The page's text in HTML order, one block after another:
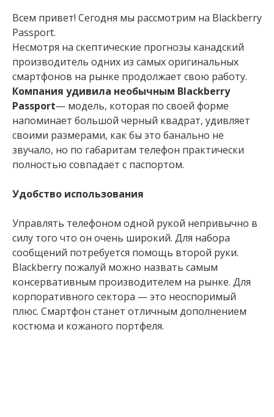
Всем привет! Сегодня мы рассмотрим на Blackberry
Passport.
Несмотря на скептические прогнозы канадский
производитель одних из самых оригинальных
смартфонов на рынке продолжает свою работу.
Компания удивила необычным Blackberry
Passport— модель, которая по своей форме
напоминает большой черный квадрат, удивляет
своими размерами, как бы это банально не
звучало, но по габаритам телефон практически
полностью совпадает с паспортом.
Удобство использования
Управлять телефоном одной рукой непривычно в
силу того что он очень широкий. Для набора
сообщений потребуется помощь второй руки.
Blackberry пожалуй можно назвать самым
консервативным производителем на рынке. Для
корпоративного сектора — это неоспоримый
плюс. Смартфон станет отличным дополнением
костюма и кожаного портфеля.